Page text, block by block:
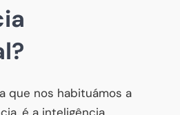
que nos habituámos a
é a inteligência